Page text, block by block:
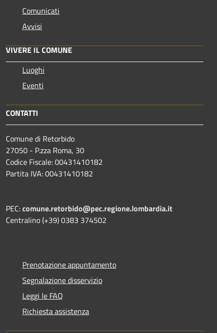
Comunicati
Avvisi
VIVERE IL COMUNE
Luoghi
Eventi
CONTATTI
Comune di Retorbido
27050 - P.zza Roma, 30
Codice Fiscale: 00431410182
Partita IVA: 00431410182
PEC:comune.retorbido@pec.regione.lombardia.it
Centralino (+39) 0383 374502
Prenotazione appuntamento
Segnalazione disservizio
Leggi le FAQ
Richiesta assistenza